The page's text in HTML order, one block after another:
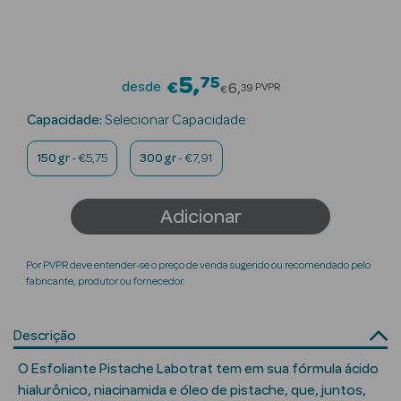
Beauty Season
Maquilhagem
Beauty Season
Maquilhagem
Beauty Season
Nutricosmética
Perfumes
Beauty Season
desde €5 75Price reduced from
€6 39 PVPR
Capacidade: Selecionar Capacidade
150 gr- €5,75 300 gr- €7,91
Adicionar
Por PVPR deve entender-se o preço de venda sugerido ou recomendado pelo
fabricante, produtor ou fornecedor.
Descrição
O Esfoliante Pistache Labotrat tem em sua fórmula ácido
hialurônico, niacinamida e óleo de pistache, que, juntos,